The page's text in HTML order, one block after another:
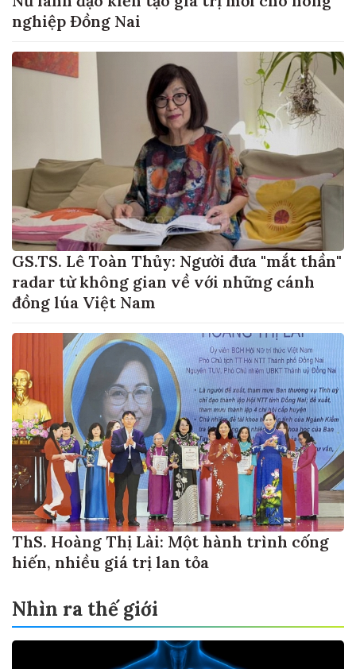
nghiệp Đồng Nai
GS.TS. Lê Toàn Thủy: Người đưa "mắt thần"
radar từ không gian về với những cánh
đồng lúa Việt Nam
ThS. Hoàng Thị Lài: Một hành trình cống
hiến, nhiều giá trị lan tỏa
Nhìn ra thế giới